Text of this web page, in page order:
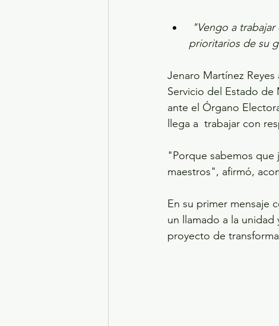
"Vengo a
prioritarios de su
Jenaro Martínez
Servicio del Estado de
ante el Órgano
llega a  trabajar con
"Porque sabemos que
maestros", afirmó,
En su primer mensaje
un llamado a la unidad
proyecto de